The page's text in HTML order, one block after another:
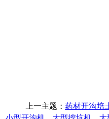
上一主题： 药材开沟培